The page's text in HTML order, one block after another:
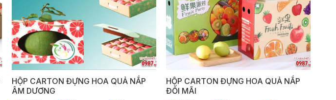
HỘP CARTON ĐỰNG HOA QUẢ NẮP
ÂM DƯƠNG
HỘP CARTON ĐỰNG HOA QUẢ NẮP
ĐỐI MÃI